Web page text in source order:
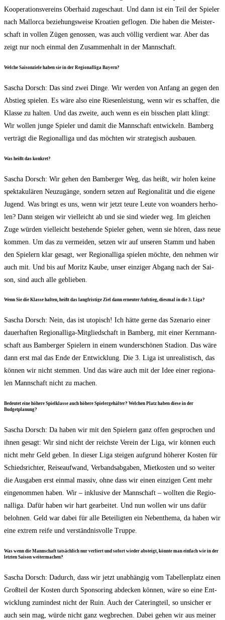
Koope­ra­ti­ons­ver­eins Ober­haid zuge­schaut. Und dann ist ein Teil der Spie­ler
nach Mal­lor­ca bezie­hungs­wei­se Kroa­ti­en geflo­gen. Die haben die Meis­ter­
schaft in vol­len Zügen genos­sen, was auch völ­lig ver­dient war. Aber das
zeigt nur noch ein­mal den Zusam­men­halt in der Mannschaft.
Wel­che Sai­son­zie­le haben sie in der Regio­nal­li­ga Bayern?
Sascha Dorsch: Das sind zwei Din­ge. Wir wer­den von Anfang an gegen den
Abstieg spie­len. Es wäre also eine Rie­sen­leis­tung, wenn wir es schaf­fen, die
Klas­se zu hal­ten. Und das zwei­te, auch wenn es ein biss­chen platt klingt:
Wir wol­len jun­ge Spie­ler und damit die Mann­schaft ent­wi­ckeln. Bam­berg
ver­trägt die Regio­nal­li­ga und das möch­ten wir stra­te­gisch ausbauen.
Was heißt das konkret?
Sascha Dorsch: Wir gehen den Bam­ber­ger Weg, das heißt, wir holen kei­ne
spek­ta­ku­lä­ren Neu­zu­gän­ge, son­dern set­zen auf Regio­na­li­tät und die eige­ne
Jugend. Was bringt es uns, wenn wir jetzt teu­re Leu­te von woan­ders her­ho­
len? Dann stei­gen wir viel­leicht ab und sie sind wie­der weg. Im glei­chen
Zuge wür­den viel­leicht bestehen­de Spie­ler gehen, wenn sie hören, dass neue
kom­men. Um das zu ver­mei­den, set­zen wir auf unse­ren Stamm und haben
den Spie­lern klar gesagt, wer Regio­nal­li­ga spie­len möch­te, den neh­men wir
auch mit. Und bis auf Moritz Kau­be, unser ein­zi­ger Abgang nach der Sai­
son, sind auch alle geblieben.
Wenn Sie die Klas­se hal­ten, heißt das lang­fris­ti­ge Ziel dann erneu­ter Auf­stieg, dies­mal in die 3. Liga?
Sascha Dorsch: Nein, das ist uto­pisch! Ich hät­te ger­ne das Sze­na­rio einer
dau­er­haf­ten Regio­nal­li­ga-Mit­glied­schaft in Bam­berg, mit einer Kern­mann­
schaft aus Bam­ber­ger Spie­lern in einem wun­der­schö­nen Sta­di­on. Das wäre
dann erst mal das Ende der Ent­wick­lung. Die 3. Liga ist unrea­lis­tisch, das
kön­nen wir nicht stem­men. Und das wäre auch mit der Idee einer regio­na­
len Mann­schaft nicht zu machen.
Bedeu­tet eine höhe­re Spiel­klas­se auch höhe­re Spie­ler­ge­häl­ter? Wel­chen Platz haben die­se in der
Budgetplanung?
Sascha Dorsch: Da haben wir mit den Spie­lern ganz offen gespro­chen und
ihnen gesagt: Wir sind nicht der reichs­te Ver­ein der Liga, wir kön­nen euch
nicht mehr Geld geben. In die­ser Liga stei­gen auf­grund höhe­rer Kos­ten für
Schieds­rich­ter, Rei­se­auf­wand, Ver­bands­ab­ga­ben, Miet­kos­ten und so wei­ter
die Aus­ga­ben erst ein­mal mas­siv, ohne dass wir einen ein­zi­gen Cent mehr
ein­ge­nom­men haben. Wir – inklu­si­ve der Mann­schaft – woll­ten die Regio­
nal­li­ga. Dafür haben wir hart gear­bei­tet. Und nun wol­len wir uns dafür
beloh­nen. Geld war dabei für alle Betei­lig­ten ein Neben­the­ma, da haben wir
eine extrem rei­fe und ver­ständ­nis­vol­le Truppe.
Was wenn die Mann­schaft tat­säch­lich nur ver­liert und sofort wie­der absteigt, könn­te man ein­fach wie in der
letz­ten Sai­son weitermachen?
Sascha Dorsch: Dadurch, dass wir jetzt unab­hän­gig vom Tabel­len­platz einen
Groß­teil der Kos­ten durch Spon­so­ring abde­cken kön­nen, wäre so eine Ent­
wick­lung zumin­dest nicht der Ruin. Auch der Cate­ring­teil, so unsi­cher er
auch sein mag, wür­de nicht ganz weg­bre­chen. Dabei gehen wir aus mei­ner